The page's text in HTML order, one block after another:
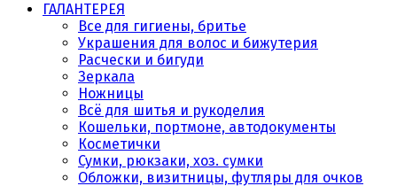
ГАЛАНТЕРЕЯ
Все для гигиены, бритье
Украшения для волос и бижутерия
Расчески и бигуди
Зеркала
Ножницы
Всё для шитья и рукоделия
Кошельки, портмоне, автодокументы
Косметички
Сумки, рюкзаки, хоз. сумки
Обложки, визитницы, футляры для очков